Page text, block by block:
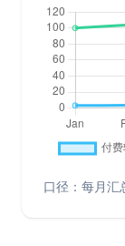
口径：每月汇